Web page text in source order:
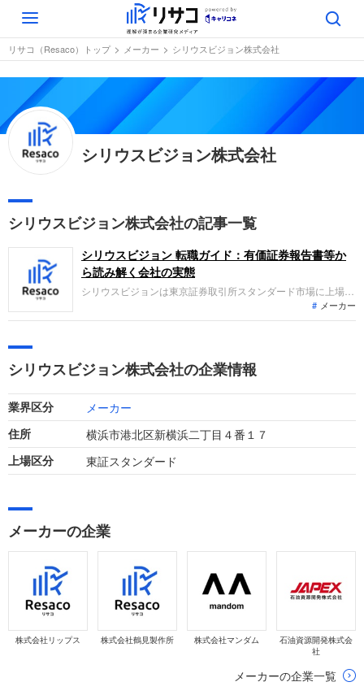
Toggle
navigation
リサコ（Resaco）トップ メーカー シリウスビジョン株式会社
シリウスビジョン株式会社
シリウスビジョン株式会社の記事一覧
シリウスビジョン 転職ガイド：有価証券報告書等か
ら読み解く会社の実態
シリウスビジョンは東京証券取引所スタンダード市場に上場
し、画像検査システムやその周辺機器の開発および販売、クラ
ウドサービスを主力事業として展開する企業です。直近の業績
状況にあります。
メーカー
シリウスビジョン株式会社の企業情報
業界区分 メーカー
住所 横浜市港北区新横浜二丁目４番１７
上場区分 東証スタンダード
メーカーの企業
株式会社リップス 株式会社鶴見製作所 株式会社マンダム
石油資源開発株式会
社
メーカーの企業一覧